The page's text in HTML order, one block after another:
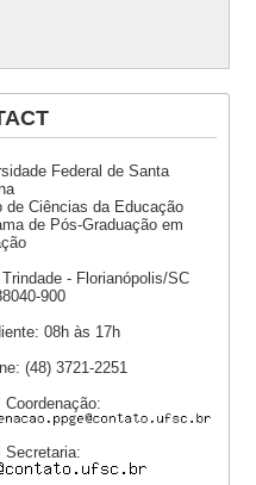
Federal de Santa
de Ciências da Educação
de Pós-Graduação em
Trindade - Florianópolis/SC
900
08h às 17h
(48) 3721-2251
Coordenação:
Secretaria: